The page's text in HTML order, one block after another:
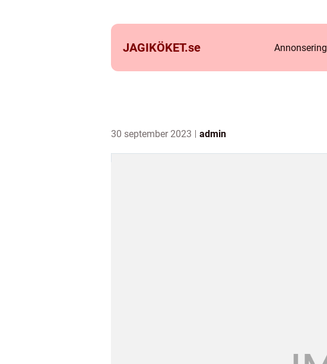
JAGIKÖKET.se Annonsering
30 september 2023 admin